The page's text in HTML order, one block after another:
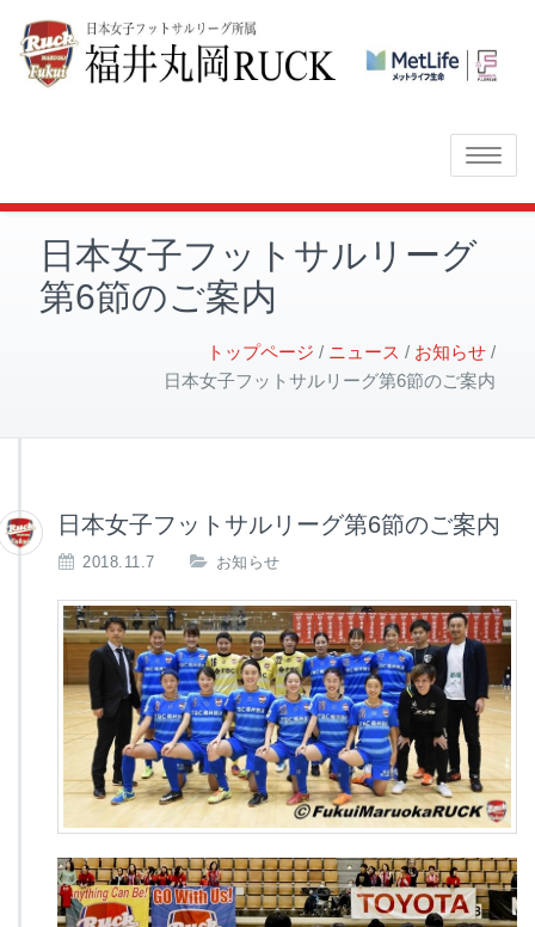
Toggle
日本女子フットサルリーグ
第6節のご案内
トップページ ニュース
お知らせ
日本女子フットサルリーグ第6節のご案内
日本女子フットサルリーグ第6節のご案内
2018.11.7 お知らせ